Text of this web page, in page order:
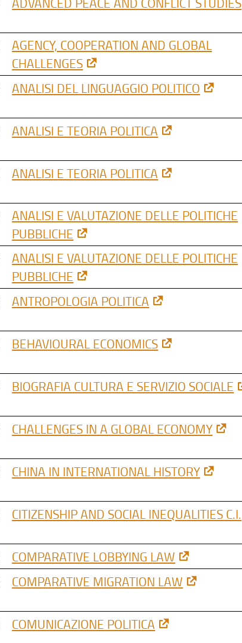
AGENCY, COOPERATION AND GLOBAL
CHALLENGES
ANALISI DEL LINGUAGGIO POLITICO
ANALISI E TEORIA POLITICA
ANALISI E TEORIA POLITICA
ANALISI E VALUTAZIONE DELLE POLITICHE
PUBBLICHE
ANALISI E VALUTAZIONE DELLE POLITICHE
PUBBLICHE
ANTROPOLOGIA POLITICA
BEHAVIOURAL ECONOMICS
BIOGRAFIA CULTURA E SERVIZIO SOCIALE
CHALLENGES IN A GLOBAL ECONOMY
CHINA IN INTERNATIONAL HISTORY
CITIZENSHIP AND SOCIAL INEQUALITIES C.I.
COMPARATIVE LOBBYING LAW
COMPARATIVE MIGRATION LAW
COMUNICAZIONE POLITICA